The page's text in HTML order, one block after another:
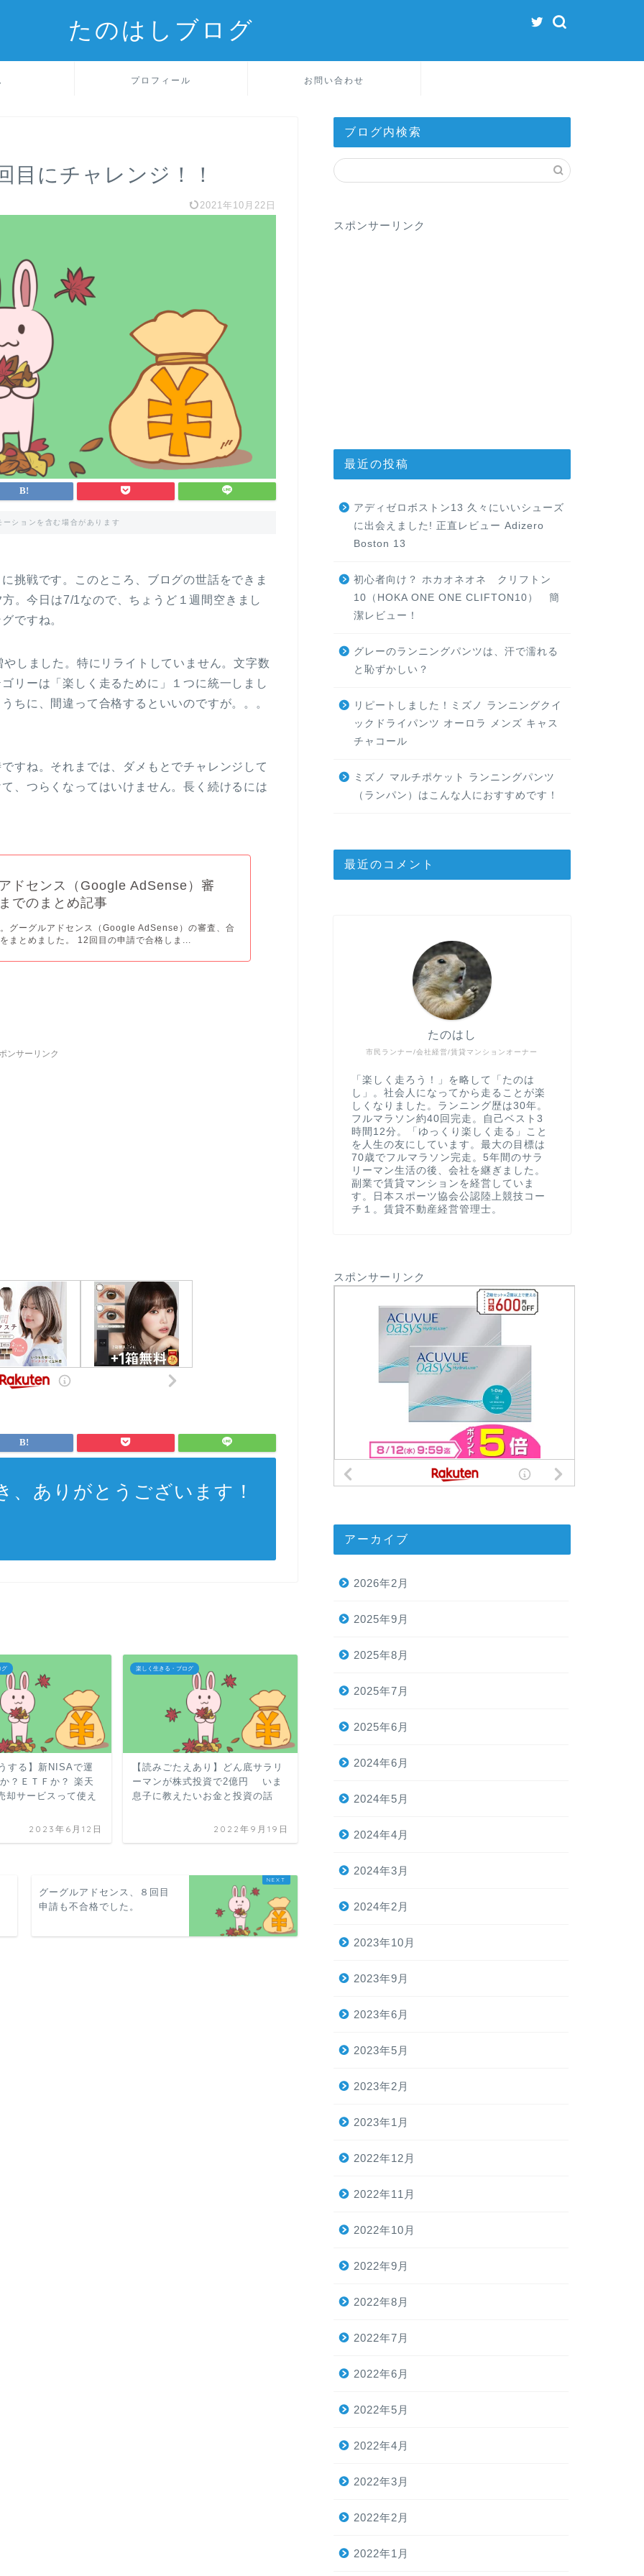
たのはしブログ
プロフィール お問い合わせ
目にチャレンジ！！
2021年10月22日
ーションを含む場合があります
挑戦です。このところ、ブログの世話をできま
。今日は7/1なので、ちょうど１週間空きまし
ですね。
しました。特にリライトしていません。文字数
リーは「楽しく走るために」１つに統一しまし
ちに、間違って合格するといいのですが。。。
すね。それまでは、ダメもとでチャレンジして
、つらくなってはいけません。長く続けるには
ドセンス（Google AdSense）審
でのまとめ記事
グーグルアドセンス（Google AdSense）の審査、合
まとめました。 12回目の申請で合格しま...
ンサーリンク
、ありがとうございます！
グ
する】新NISAで運
？ＥＴＦか？ 楽天
却サービスって使え
2023年6月12日
楽しく生きる・ブログ
【読みごたえあり】どん底サラリ
ーマンが株式投資で2億円 いま
息子に教えたいお金と投資の話
2022年9月19日
グーグルアドセンス、８回目
申請も不合格でした。
ブログ内検索
スポンサーリンク
最近の投稿
アディゼロボストン13 久々にいいシューズ
に出会えました! 正直レビュー Adizero
Boston 13
初心者向け？ ホカオネオネ クリフトン
10（HOKA ONE ONE CLIFTON10） 簡
潔レビュー！
グレーのランニングパンツは、汗で濡れる
と恥ずかしい？
リピートしました！ミズノ ランニングクイ
ックドライパンツ オーロラ メンズ キャス
チャコール
ミズノ マルチポケット ランニングパンツ
（ランパン）はこんな人におすすめです！
最近のコメント
市民ランナー/会社経営/賃貸マンションオーナー
たのはし
「楽しく走ろう！」を略して「たのは
し」。社会人になってから走ることが楽
しくなりました。ランニング歴は30年。
フルマラソン約40回完走。自己ベスト3
時間12分。「ゆっくり楽しく走る」こと
を人生の友にしています。最大の目標は
70歳でフルマラソン完走。5年間のサラ
リーマン生活の後、会社を継ぎました。
副業で賃貸マンションを経営していま
す。日本スポーツ協会公認陸上競技コー
チ１。賃貸不動産経営管理士。
スポンサーリンク
アーカイブ
2026年2月
2025年9月
2025年8月
2025年7月
2025年6月
2024年6月
2024年5月
2024年4月
2024年3月
2024年2月
2023年10月
2023年9月
2023年6月
2023年5月
2023年2月
2023年1月
2022年12月
2022年11月
2022年10月
2022年9月
2022年8月
2022年7月
2022年6月
2022年5月
2022年4月
2022年3月
2022年2月
2022年1月